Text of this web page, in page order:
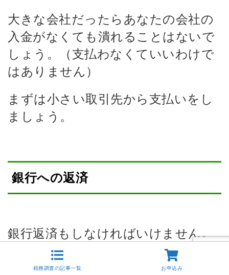
大きな会社だったらあなたの会社の
入金がなくても潰れることはないで
しょう。（支払わなくていいわけで
はありません）
まずは小さい取引先から支払いをし
ましょう。
銀行への返済
銀行返済もしなければいけません。
返済できなかったりすると何かと厄
税務調査の記事一覧 お申込み